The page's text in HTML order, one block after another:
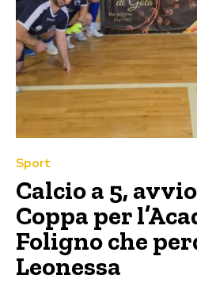
Sport
Calcio a 5,
Coppa per
Foligno che
Leonessa